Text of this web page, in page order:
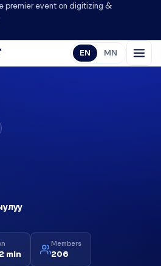
premier event on digitizing &
EN MN
min
Members
206